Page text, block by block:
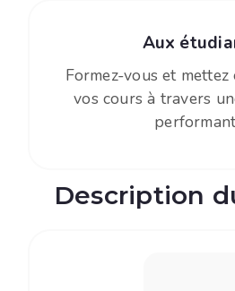
Aux
Formez-vous et
vos cours à travers
Description